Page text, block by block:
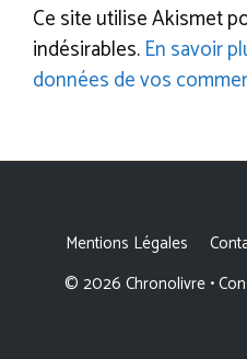
Ce site utilise Akismet
indésirables.En savoir
données de vos
Mentions Légales
© 2026 Chronolivre •